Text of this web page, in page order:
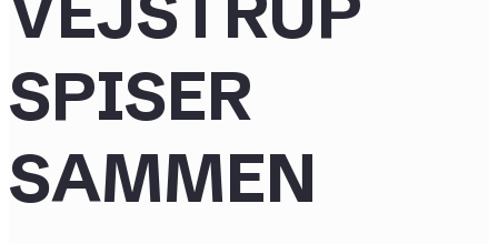
SPISER
SAMMEN